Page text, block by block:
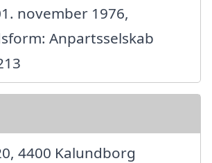
november 1976,
Anpartsselskab
4400 Kalundborg